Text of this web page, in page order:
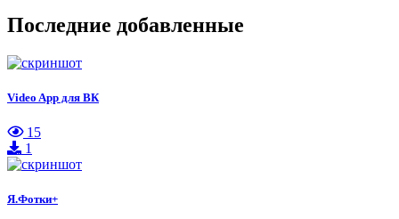
Последние добавленные
Video App для ВК
15
1
Я.Фотки+